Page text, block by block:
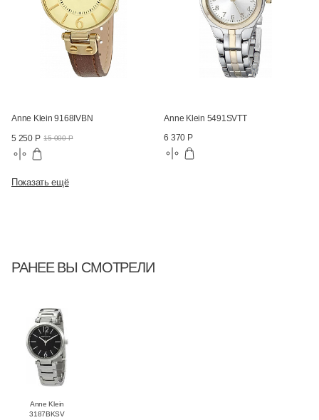
Anne Klein 9168IVBN
5 250 Р 15 000 Р
Anne Klein 5491SVTT
6 370 Р
Показать ещё
РАНЕЕ ВЫ СМОТРЕЛИ
Anne Klein
3187BKSV